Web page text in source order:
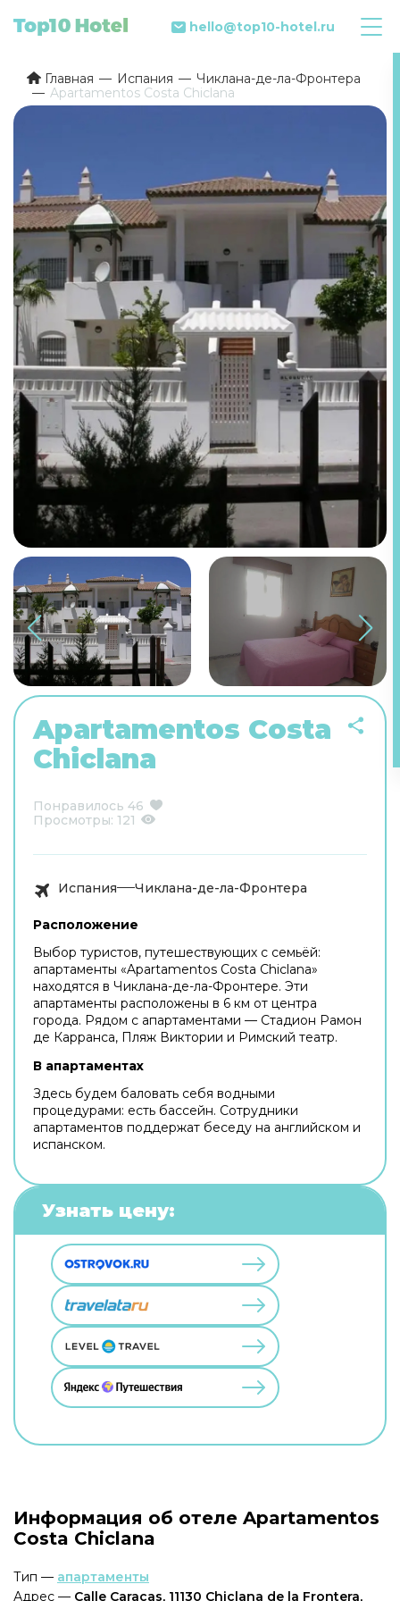
hello@top10-hotel.ru
Главная Испания
Чиклана-де-ла-Фронтера
Apartamentos Costa Chiclana
Apartamentos Costa
Chiclana
Понравилось 46
Просмотры: 121
Испания Чиклана-де-ла-Фронтера
Расположение
Выбор туристов, путешествующих с семьёй:
апартаменты «Apartamentos Costa Chiclana»
находятся в Чиклана-де-ла-Фронтере. Эти
апартаменты расположены в 6 км от центра
города. Рядом с апартаментами — Стадион Рамон
де Карранса, Пляж Виктории и Римский театр.
В апартаментах
Здесь будем баловать себя водными
процедурами: есть бассейн. Сотрудники
апартаментов поддержат беседу на английском и
испанском.
Узнать цену:
Информация об отеле Apartamentos
Costa Chiclana
Тип — апартаменты
Адрес — Calle Caracas, 11130 Chiclana de la Frontera,